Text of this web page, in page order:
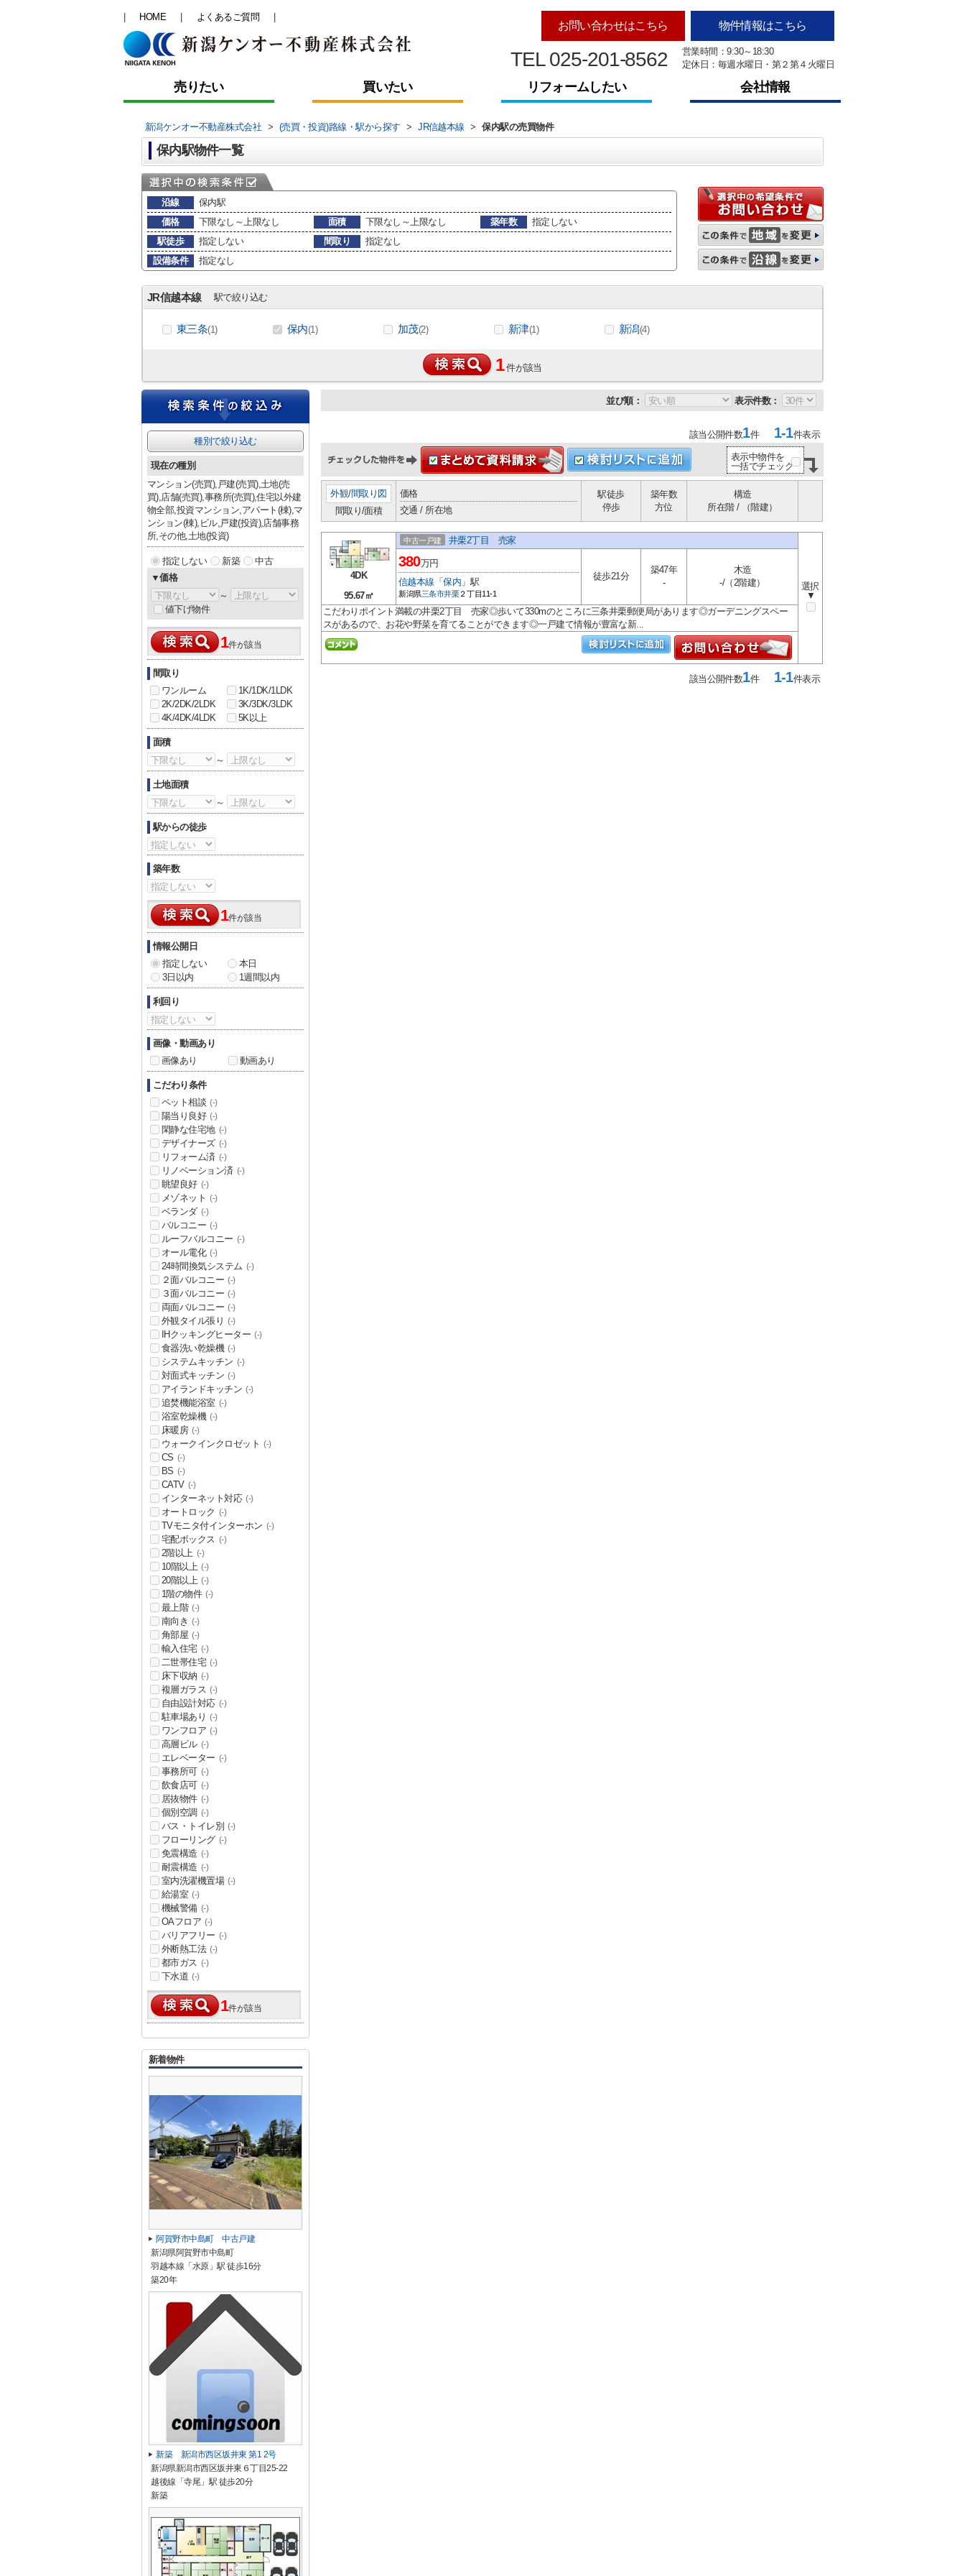
HOME よくあるご質問
お問い合わせはこちら 物件情報はこちら
営業時間：9:30～18:30
定休日：毎週水曜日・第２第４火曜日
TEL 025-201-8562
売りたい 買いたい リフォームしたい 会社情報
新潟ケンオー不動産株式会社 > (売買・投資)路線・駅から探す > JR信越本線 > 保内駅の売買物件
保内駅物件一覧
沿線
保内駅
価格
下限なし～上限なし 面積 下限なし～上限なし 築年数
指定しない
駅徒歩
指定しない 間取り
指定なし
設備条件
指定なし
JR信越本線 駅で絞り込む
東三条(1) 保内(1) 加茂(2) 新津(1) 新潟(4)
1 件が該当
並び順： 表示件数：
該当公開件数1件1-1件表示
表示中物件を
一括でチェック
外観/間取り図
間取り/面積
価格
交通 / 所在地
駅徒歩
停歩
築年数
方位
構造
所在階 / （階建）
4DK
95.67㎡
中古一戸建 井栗2丁目 売家
選択
▼
380万円
信越本線 「保内 」駅
新潟県三条市井栗２丁目11-1
徒歩21分
築47年
-
木造
-/（2階建）
こだわりポイント満載の井栗2丁目 売家◎歩いて330mのところに三条井栗郵便局があります◎ガーデニングスペー
スがあるので、お花や野菜を育てることができます◎一戸建て情報が豊富な新...
該当公開件数1件1-1件表示
種別で絞り込む
現在の種別
マンション(売買),戸建(売買),土地(売
買),店舗(売買),事務所(売買),住宅以外建
物全部,投資マンション,アパート(棟),マ
ンション(棟),ビル,戸建(投資),店舗事務
所,その他,土地(投資)
指定しない 新築
中古
▼価格
～
値下げ物件
1件が該当
間取り
ワンルーム
1K/1DK/1LDK
2K/2DK/2LDK
3K/3DK/3LDK
4K/4DK/4LDK
5K以上
面積
～
土地面積
～
駅からの徒歩
築年数
1件が該当
情報公開日
指定しない
本日
3日以内
1週間以内
利回り
画像・動画あり
画像あり
動画あり
こだわり条件
ペット相談 (-)
陽当り良好 (-)
閑静な住宅地 (-)
デザイナーズ (-)
リフォーム済 (-)
リノベーション済 (-)
眺望良好 (-)
メゾネット (-)
ベランダ (-)
バルコニー (-)
ルーフバルコニー (-)
オール電化 (-)
24時間換気システム (-)
２面バルコニー (-)
３面バルコニー (-)
両面バルコニー (-)
外観タイル張り (-)
IHクッキングヒーター (-)
食器洗い乾燥機 (-)
システムキッチン (-)
対面式キッチン (-)
アイランドキッチン (-)
追焚機能浴室 (-)
浴室乾燥機 (-)
床暖房 (-)
ウォークインクロゼット (-)
CS (-)
BS (-)
CATV (-)
インターネット対応 (-)
オートロック (-)
TVモニタ付インターホン (-)
宅配ボックス (-)
2階以上 (-)
10階以上 (-)
20階以上 (-)
1階の物件 (-)
最上階 (-)
南向き (-)
角部屋 (-)
輸入住宅 (-)
二世帯住宅 (-)
床下収納 (-)
複層ガラス (-)
自由設計対応 (-)
駐車場あり (-)
ワンフロア (-)
高層ビル (-)
エレベーター (-)
事務所可 (-)
飲食店可 (-)
居抜物件 (-)
個別空調 (-)
バス・トイレ別 (-)
フローリング (-)
免震構造 (-)
耐震構造 (-)
室内洗濯機置場 (-)
給湯室 (-)
機械警備 (-)
OAフロア (-)
バリアフリー (-)
外断熱工法 (-)
都市ガス (-)
下水道 (-)
1件が該当
新着物件
阿賀野市中島町 中古戸建
新潟県阿賀野市中島町
羽越本線「水原」駅 徒歩16分
築20年
新築 新潟市西区坂井東 第1 2号
新潟県新潟市西区坂井東６丁目25-22
越後線「寺尾」駅 徒歩20分
新築